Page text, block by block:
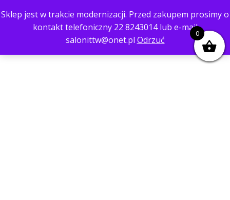
Sklep jest w trakcie modernizacji. Przed zakupem prosimy o
kontakt telefoniczny 22 8243014 lub e-mail
salonittw@onet.pl Odrzuć
0